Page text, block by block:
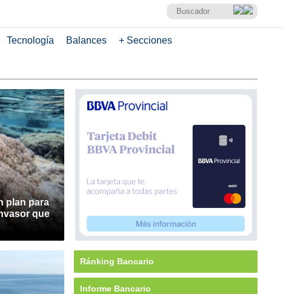
Tecnología Balances + Secciones
plan para
que
Ránking Bancario
Informe Bancario